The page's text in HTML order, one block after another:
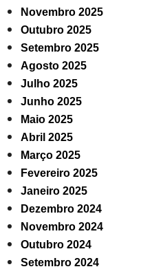
Novembro 2025
Outubro 2025
Setembro 2025
Agosto 2025
Julho 2025
Junho 2025
Maio 2025
Abril 2025
Março 2025
Fevereiro 2025
Janeiro 2025
Dezembro 2024
Novembro 2024
Outubro 2024
Setembro 2024